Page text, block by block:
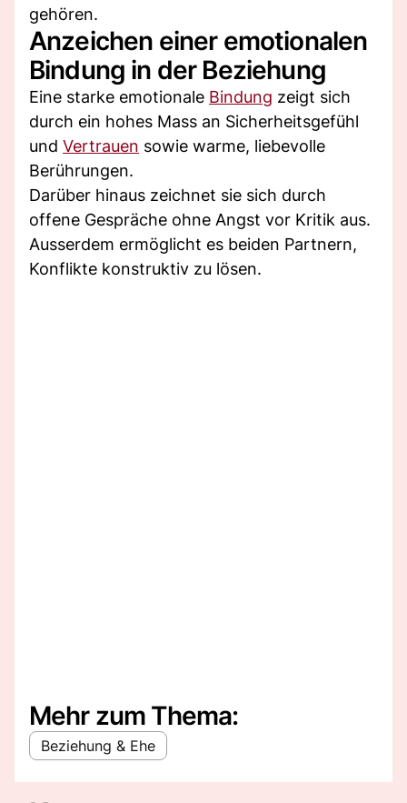
gehören.
Anzeichen einer emotionalen
Bindung in der Beziehung
Eine starke emotionale Bindung zeigt sich
durch ein hohes Mass an Sicherheitsgefühl
und Vertrauen sowie warme, liebevolle
Berührungen.
Darüber hinaus zeichnet sie sich durch
offene Gespräche ohne Angst vor Kritik aus.
Ausserdem ermöglicht es beiden Partnern,
Konflikte konstruktiv zu lösen.
Mehr zum Thema:
Beziehung & Ehe